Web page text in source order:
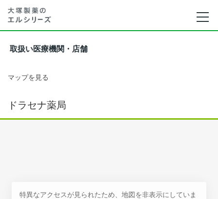
取扱い医療機関・店舗
マップを見る
ドラセナ薬局
特異なアクセスが見られたため、地図を非表示にしていま